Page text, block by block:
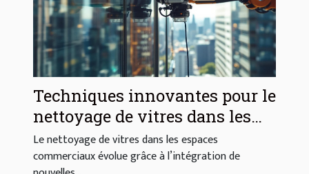
Techniques innovantes pour le
nettoyage de vitres dans les
espaces commerciaux
Le nettoyage de vitres dans les espaces
commerciaux évolue grâce à l’intégration de